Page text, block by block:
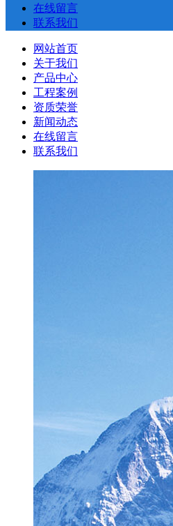
在线留言
联系我们
网站首页
关于我们
产品中心
工程案例
资质荣誉
新闻动态
在线留言
联系我们